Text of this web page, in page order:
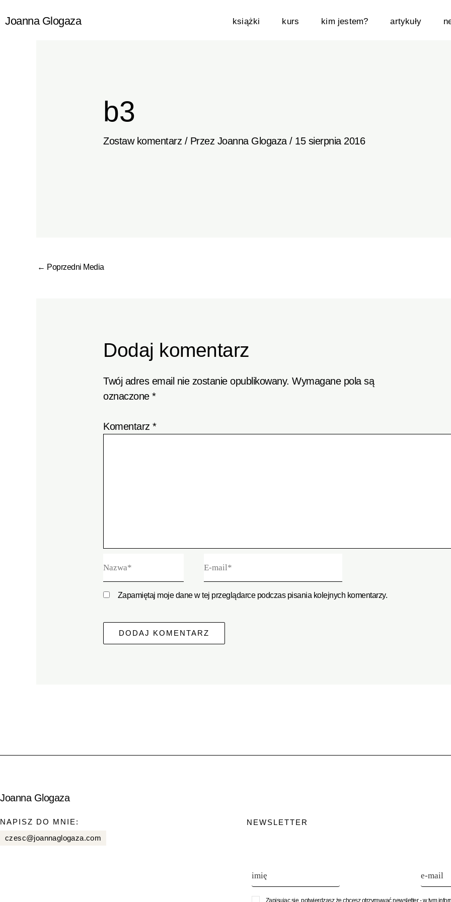
doJoanna Glogaza książki kurs kim jestem? artykuły
b3
Zostaw komentarz / Przez Joanna Glogaza/ 15 sierpnia 2016
← Poprzedni Media
Dodaj komentarz
Twój adres email nie zostanie opublikowany. Wymagane pola są
oznaczone*
Komentarz*
Zapamiętaj moje dane w tej przeglądarce podczas pisania kolejnych komentarzy.
Joanna Glogaza
NAPISZ DO MNIE:
czesc@joannaglogaza.com
NEWSLETTER
Zapisując się, potwierdzasz że chcesz otrzymywać newsletter - w tym